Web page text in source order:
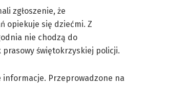
zgłoszenie, że
opiekuje się dziećmi. Z
nie chodzą do
prasowy świętokrzyskiej policji.
Przeprowadzone na